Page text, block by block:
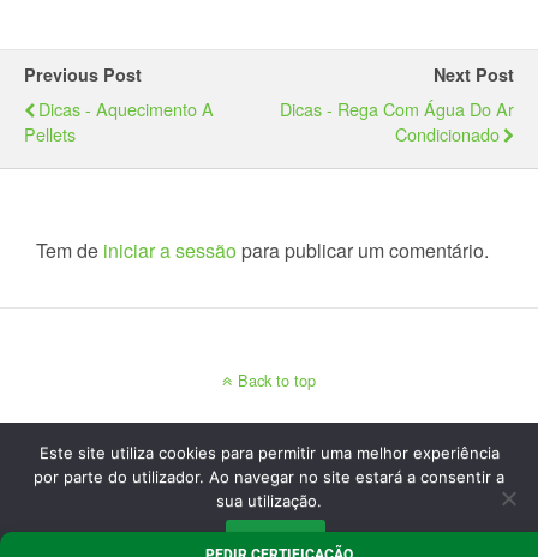
Previous Post
Dicas - Aquecimento A
Pellets
Next Post
Dicas - Rega Com Água Do Ar
Condicionado
Tem de iniciar a sessão para publicar um comentário.
Back to top
Mobile Desktop
Este site utiliza cookies para permitir uma melhor experiência
por parte do utilizador. Ao navegar no site estará a consentir a
sua utilização.